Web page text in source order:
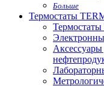
Больше
Термостаты
Аксессуары